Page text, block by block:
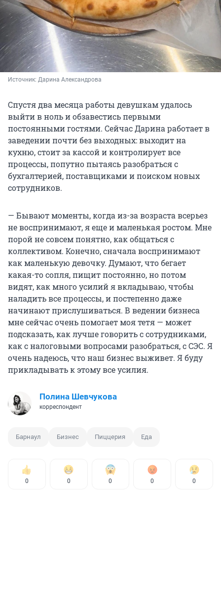
Источник: Дарина Александрова
Спустя два месяца работы девушкам удалось
выйти в ноль и обзавестись первыми
постоянными гостями. Сейчас Дарина работает в
заведении почти без выходных: выходит на
кухню, стоит за кассой и контролирует все
процессы, попутно пытаясь разобраться с
бухгалтерией, поставщиками и поиском новых
сотрудников.
— Бывают моменты, когда из-за возраста всерьез
не воспринимают, я еще и маленькая ростом. Мне
порой не совсем понятно, как общаться с
коллективом. Конечно, сначала воспринимают
как маленькую девочку. Думают, что бегает
какая-то сопля, пищит постоянно, но потом
видят, как много усилий я вкладываю, чтобы
наладить все процессы, и постепенно даже
начинают прислушиваться. В ведении бизнеса
мне сейчас очень помогает моя тетя — может
подсказать, как лучше говорить с сотрудниками,
как с налоговыми вопросами разобраться, с СЭС. Я
очень надеюсь, что наш бизнес выживет. Я буду
прикладывать к этому все усилия.
Полина Шевчукова
корреспондент
Барнаул Бизнес Пиццерия Еда
0 0 0 0 0